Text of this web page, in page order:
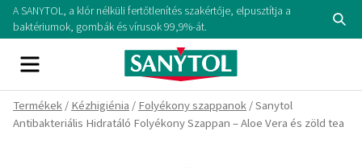
SkipA SANYTOL, a klór nélküli fertőtlenítés szakértője, elpusztítja a
baktériumok, gombák és vírusok 99,9%-át.
Menu
Termékek / Kézhigiénia / Folyékony szappanok / Sanytol
Antibakteriális Hidratáló Folyékony Szappan – Aloe Vera és zöld tea